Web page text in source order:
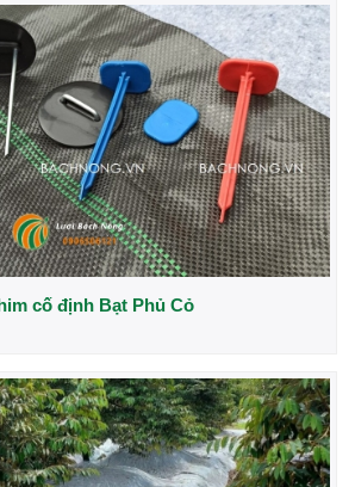
cố định Bạt Phủ Cỏ